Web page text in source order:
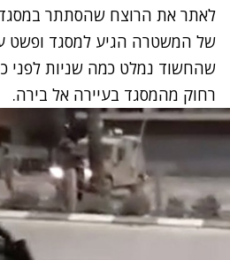
לאתר את הרוצח שהסתתר
של המשטרה הגיע למסגד ופשט
שהחשוד נמלט כמה שניות לפני
רחוק מהמסגד בעיירה אל בירה.
נתקלנו
נסה שוב